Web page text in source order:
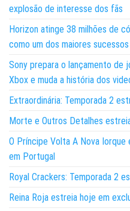
explosão de interesse dos fãs
Horizon atinge 38 milhões de
como um dos maiores
Sony prepara o lançamento de
Xbox e muda a história dos
Extraordinária: Temporada 2
Morte e Outros Detalhes
O Príncipe Volta A Nova
em Portugal
Royal Crackers: Temporada 2
Reina Roja estreia hoje em